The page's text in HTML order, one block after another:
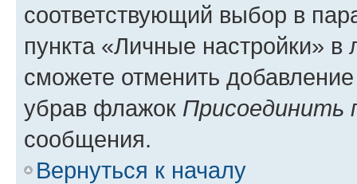
соответствующий выбор в
пункта «Личные настройки»
сможете отменить
убрав флажок Присоединить
сообщения.
Вернуться к началу